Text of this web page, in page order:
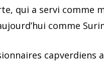
qui a servi comme
comme